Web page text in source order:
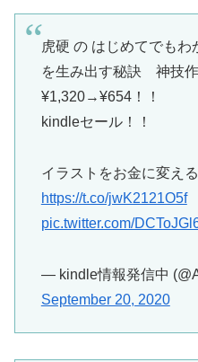
虎硬 の はじめてでも
を生み出す秘訣 神技
¥1,320→¥654！！
kindleセール！！
イラストをお金に変え
https://t.co/jwK2121O5f
pic.twitter.com/
— kindle情報発信中
September 20, 2020